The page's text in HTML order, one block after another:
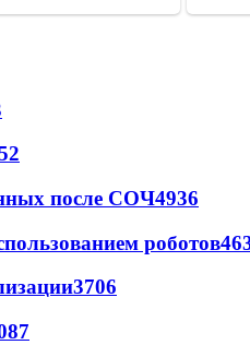
после СОЧ4936
роботов
3706